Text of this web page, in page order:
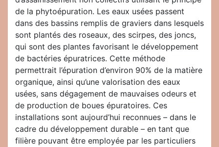
de la phytoépuration. Les eaux usées passent
dans des bassins remplis de graviers dans lesquels
sont plantés des roseaux, des scirpes, des joncs,
qui sont des plantes favorisant le développement
de bactéries épuratrices. Cette méthode
permettrait l’épuration d’environ 90% de la matière
organique, ainsi qu’une valorisation des eaux
usées, sans dégagement de mauvaises odeurs et
de production de boues épuratoires. Ces
installations sont aujourd’hui reconnues – dans le
cadre du développement durable – en tant que
filière pouvant être employée par les particuliers